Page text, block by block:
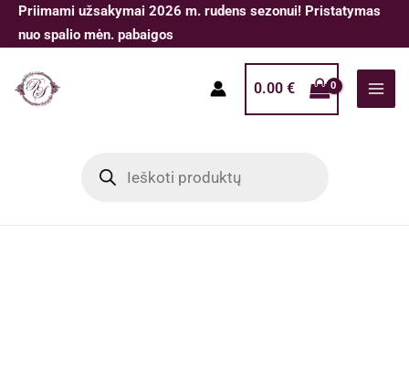
Pereiti
prie
Priimami užsakymai 2026 m. rudens sezonui! Pristatymas
nuo spalio mėn. pabaigos
0.00 €
search